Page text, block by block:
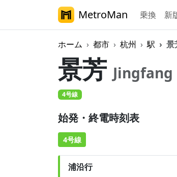
MetroMan 乗換 新
ホーム 都市 杭州 駅 景
景芳 Jingfang
4号線
始発・終電時刻表
4号線
浦沿行